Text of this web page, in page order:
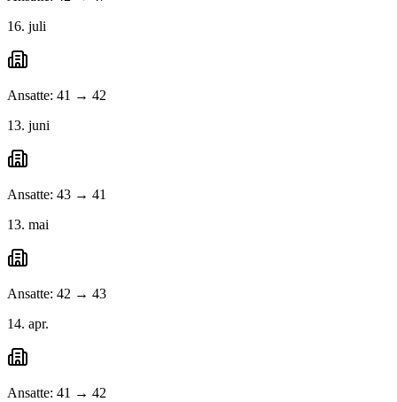
16. juli
Ansatte: 41 → 42
13. juni
Ansatte: 43 → 41
13. mai
Ansatte: 42 → 43
14. apr.
Ansatte: 41 → 42